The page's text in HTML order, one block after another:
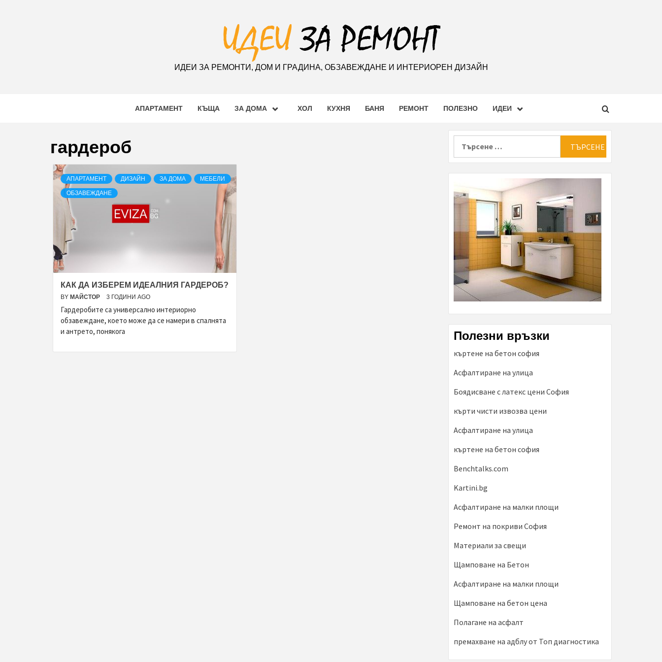
ИДЕИ ЗА РЕМОНТИ, ДОМ И ГРАДИНА, ОБЗАВЕЖДАНЕ И ИНТЕРИОРЕН ДИЗАЙН
АПАРТАМЕНТ КЪЩА ЗА ДОМА ХОЛ КУХНЯ БАНЯ РЕМОНТ ПОЛЕЗНО ИДЕИ
гардероб
АПАРТАМЕНТ ДИЗАЙН ЗА ДОМА МЕБЕЛИ
ОБЗАВЕЖДАНЕ
КАК ДА ИЗБЕРЕМ ИДЕАЛНИЯ ГАРДЕРОБ?
BY МАЙСТОР 3 ГОДИНИ AGO
Гардеробите са универсално интериорно
обзавеждане, което може да се намери в спалнята
и антрето, понякога
Полезни връзки
къртене на бетон софия
Асфалтиране на улица
Боядисване с латекс цени София
кърти чисти извозва цени
Асфалтиране на улица
къртене на бетон софия
Benchtalks.com
Kartini.bg
Асфалтиране на малки площи
Ремонт на покриви София
Материали за свещи
Щамповане на Бетон
Асфалтиране на малки площи
Щамповане на бетон цена
Полагане на асфалт
премахване на адблу от Топ диагностика